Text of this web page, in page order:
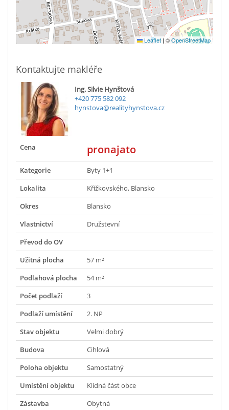
Leaflet | ©OpenStreetMap
Kontaktujte makléře
Ing. Silvie Hynštová
+420 775 582 092
hynstova@realityhynstova.cz
Cena pronajato
Kategorie
Byty 1+1
Lokalita
Křižkovského, Blansko
Okres
Blansko
Vlastnictví
Družstevní
Převod do OV
Užitná plocha
57 m²
Podlahová plocha
54 m²
Počet podlaží
3
Podlaží umístění
2. NP
Stav objektu
Velmi dobrý
Budova
Cihlová
Poloha objektu
Samostatný
Umístění objektu
Klidná část obce
Zástavba
Obytná